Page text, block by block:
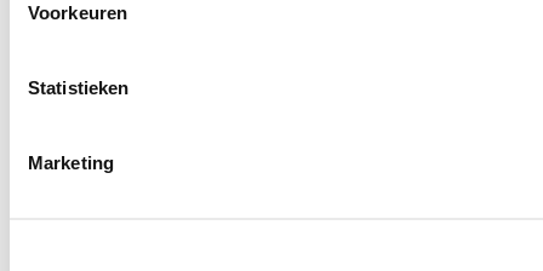
Voorkeuren
Statistieken
Marketing
Medi Butler Off